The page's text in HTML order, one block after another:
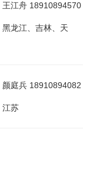
王江舟 18910894570
龙江、吉林、天
颜庭兵 18910894082
江苏